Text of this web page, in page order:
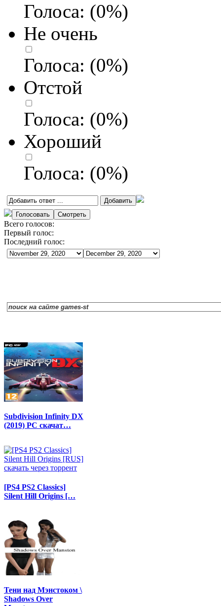
Голоса: (0%)
Не очень
Голоса: (0%)
Отстой
Голоса: (0%)
Хороший
Голоса: (0%)
Всего голосов:
Первый голос:
Последний голос:
Subdivision Infinity DX
(2019) PC скачат…
[PS4 PS2 Classics]
Silent Hill Origins […
Тени над Мэнстоком \
Shadows Over